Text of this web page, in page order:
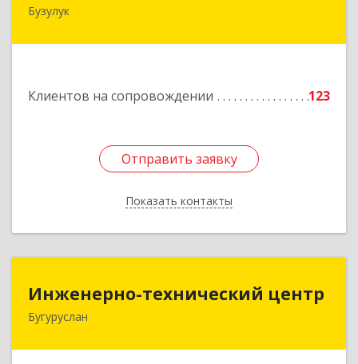
Бузулук
Клиентов на сопровождении 123
Отправить заявку
Показать контакты
461040, Оренбургская обл, Бузулукский р-н,
Отправить заявку
Назад
Инженерно-технический центр
Бугуруслан
Инженерно-технический центр
461633, Оренбургская обл, Бугуруслан г,